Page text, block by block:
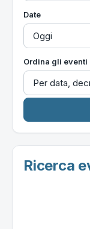
Date
Ordina gli eventi
Ricerca